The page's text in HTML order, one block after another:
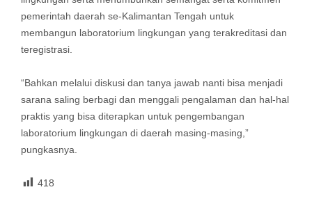
pemerintah daerah se-Kalimantan Tengah untuk
membangun laboratorium lingkungan yang terakreditasi dan
teregistrasi.
“Bahkan melalui diskusi dan tanya jawab nanti bisa menjadi
sarana saling berbagi dan menggali pengalaman dan hal-hal
praktis yang bisa diterapkan untuk pengembangan
laboratorium lingkungan di daerah masing-masing,”
pungkasnya.
418